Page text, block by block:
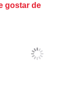
gostar de